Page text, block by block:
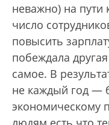
неважно) на пути
число
повысить
побеждала
самое. В
не каждый год —
экономическому